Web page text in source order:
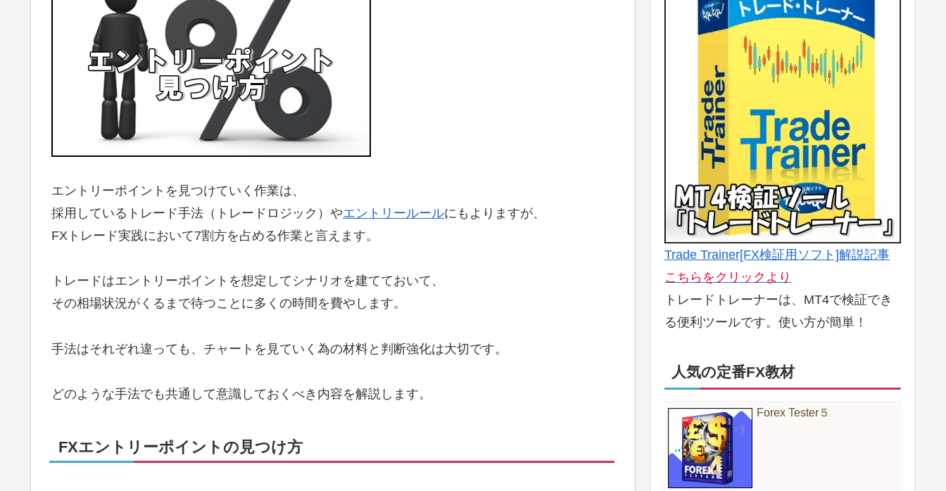
エントリーポイントを見つけていく作業は、
採用しているトレード手法（トレードロジック）やエントリールールにもよりますが、
FXトレード実践において7割方を占める作業と言えます。
トレードはエントリーポイントを想定してシナリオを建てておいて、
その相場状況がくるまで待つことに多くの時間を費やします。
手法はそれぞれ違っても、チャートを見ていく為の材料と判断強化は大切です。
どのような手法でも共通して意識しておくべき内容を解説します。
FXエントリーポイントの見つけ方
Trade Trainer[FX検証用ソフト]解説記事
こちらをクリックより
トレードトレーナーは、MT4で検証でき
る便利ツールです。使い方が簡単！
人気の定番FX教材
Forex Tester５